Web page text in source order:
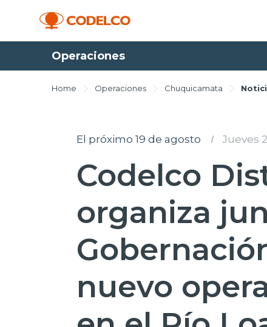
Operaciones
Home Operaciones Chuquicamata
El próximo 19 de agosto I Jueves
Codelco
organiza
nuevo